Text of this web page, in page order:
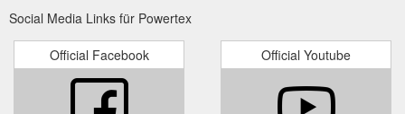
Social Media Links für Powertex
Official Facebook Official Youtube